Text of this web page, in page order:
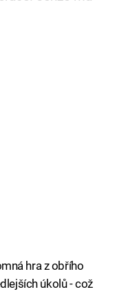
hra z obřího
úkolů - což